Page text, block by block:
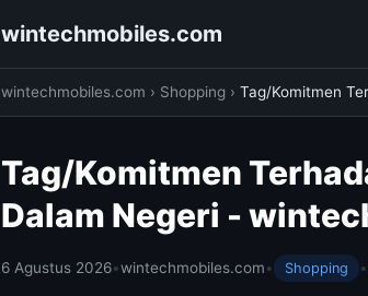
wintechmobiles.com
wintechmobiles.com › Shopping › Tag/Komitmen
Tag/Komitmen
Dalam Negeri -
6 Agustus 2026•wintechmobiles.com• Shopping •